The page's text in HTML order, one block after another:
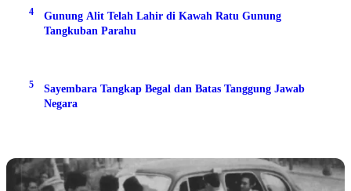
4
Gunung Alit Telah Lahir di Kawah Ratu Gunung
Tangkuban Parahu
5
Sayembara Tangkap Begal dan Batas Tanggung Jawab
Negara